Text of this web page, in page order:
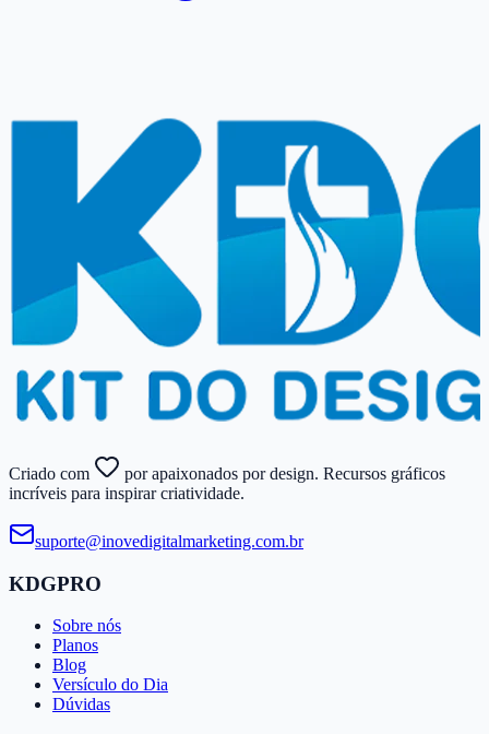
Criado com
por apaixonados por design. Recursos gráficos
incríveis para inspirar criatividade.
suporte@​inovedigitalmarketing.​com.​br
KDGPRO
Sobre nós
Planos
Blog
Versículo do Dia
Dúvidas